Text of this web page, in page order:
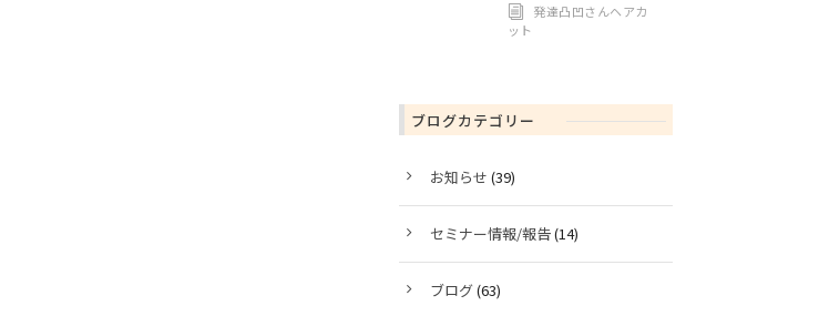
発達凸凹さんヘアカ
ット
ブログカテゴリー
お知らせ (39)
セミナー情報/報告(14)
ブログ(63)